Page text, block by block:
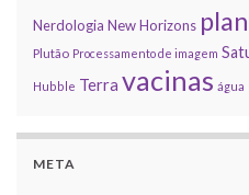
Nerdologia New Horizons
Plutão Processamento de imagem
Hubble Terra vacinas água
META